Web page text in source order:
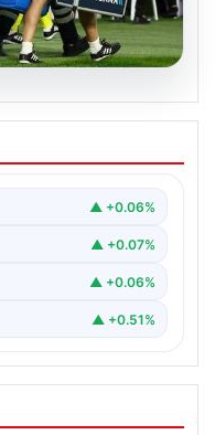
Maçında
ağırladı.▲ +0.06%
▲ +0.07%
▲ +0.06%
▲ +0.51%